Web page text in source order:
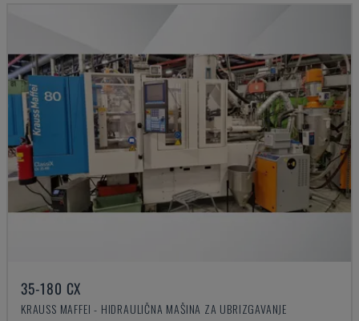
35-180 CX
KRAUSS MAFFEI - HIDRAULIČNA MAŠINA ZA UBRIZGAVANJE